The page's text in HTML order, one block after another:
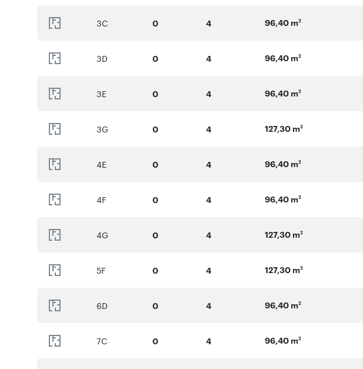
3C 0 4 96,40 m2
3D 0 4 96,40 m2
3E 0 4 96,40 m2
3G 0 4 127,30 m2
4E 0 4 96,40 m2
4F 0 4 96,40 m2
4G 0 4 127,30 m2
5F 0 4 127,30 m2
6D 0 4 96,40 m2
7C 0 4 96,40 m2